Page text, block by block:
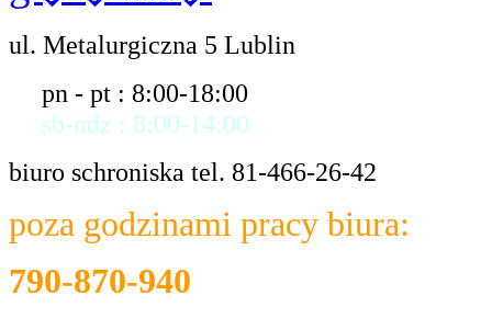
ul. Metalurgiczna 5 Lublin
pn - pt : 8:00-18:00
sb-ndz : 8:00-14:00
biuro schroniska tel. 81-466-26-42
poza godzinami pracy biura:
790-870-940